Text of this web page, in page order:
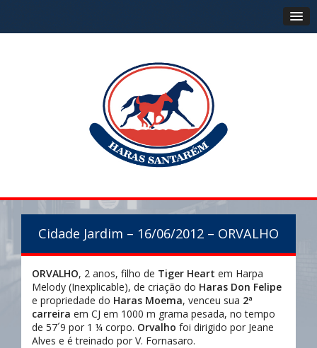
Cidade Jardim – 16/06/2012 – ORVALHO
ORVALHO, 2 anos, filho de Tiger Heart em Harpa
Melody (Inexplicable), de criação do Haras Don Felipe
e propriedade do Haras Moema, venceu sua 2ª
carreira em CJ em 1000 m grama pesada, no tempo
de 57´9 por 1 ¼ corpo. Orvalho foi dirigido por Jeane
Alves e é treinado por V. Fornasaro.